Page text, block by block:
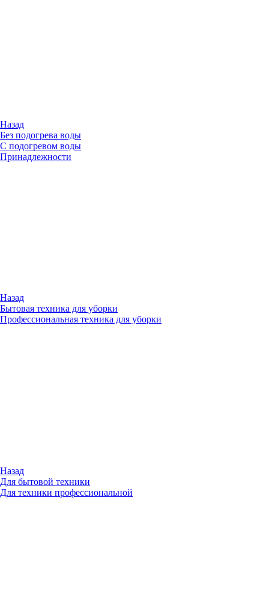
Назад
Без подогрева воды
С подогревом воды
Принадлежности
Назад
Бытовая техника для уборки
Профессиональная техника для уборки
Назад
Для бытовой техники
Для техники профессиональной